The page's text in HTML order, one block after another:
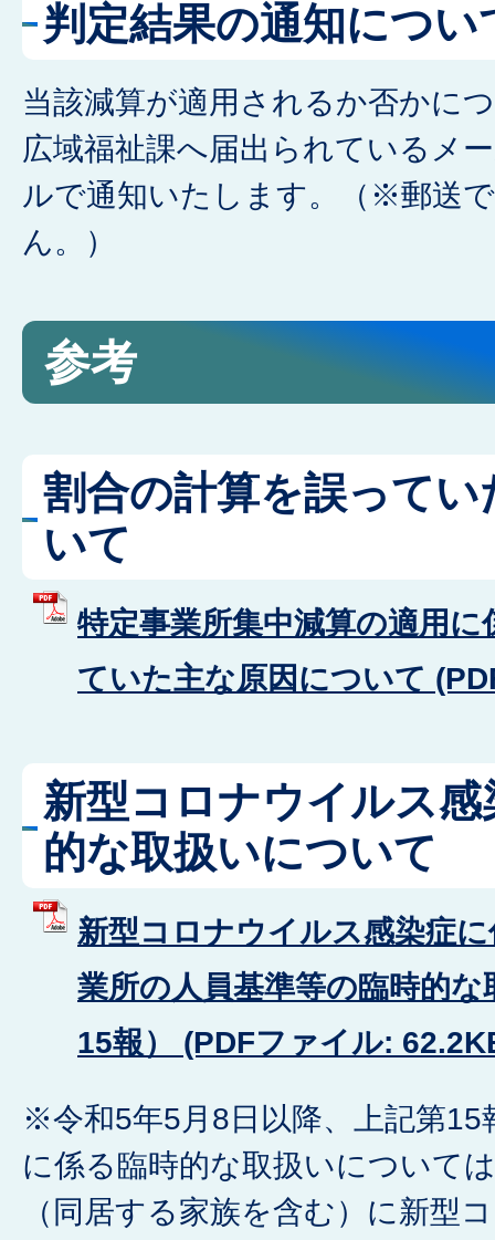
判定結果の通知につい
当該減算が適用されるか否かに
広域福祉課へ届出られているメ
ルで通知いたします。（※郵送
ん。）
参考
割合の計算を誤って
いて
特定事業所集中減算の適用
ていた主な原因について
新型コロナウイルス
的な取扱いについて
新型コロナウイルス感染症
業所の人員基準等の臨時的
15報） (PDFファイル:
※令和5年5月8日以降、上記第15
に係る臨時的な取扱いについて
（同居する家族を含む）に新型